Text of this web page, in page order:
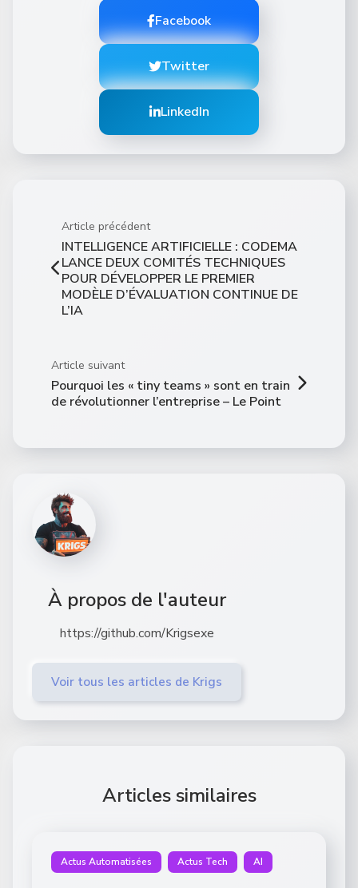
Facebook
Twitter
LinkedIn
Article précédent
INTELLIGENCE ARTIFICIELLE : CODEMA
LANCE DEUX COMITÉS TECHNIQUES
POUR DÉVELOPPER LE PREMIER
MODÈLE D’ÉVALUATION CONTINUE DE
L’IA
Article suivant
Pourquoi les « tiny teams » sont en train
de révolutionner l’entreprise – Le Point
À propos de l'auteur
https://github.com/Krigsexe
Voir tous les articles de Krigs
Articles similaires
Actus Automatisées Actus Tech AI